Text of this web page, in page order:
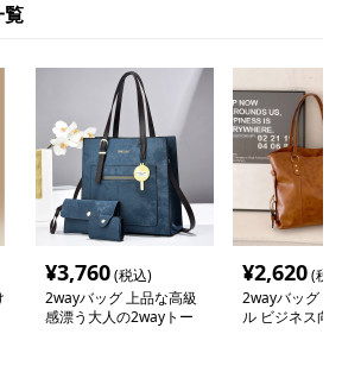
覧
¥3,760(税込)
2wayバッグ 上品な高級
感漂う大人の2wayトー
¥2,620(税
2wayバッグ 上
ル ビジネス向